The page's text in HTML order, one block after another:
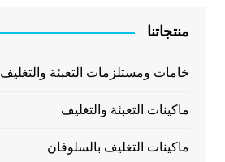
منتجاتنا
خامات ومستلزمات التعبئة والتغليف
ماكينات التعبئة والتغليف
ماكينات التغليف بالسلوفان